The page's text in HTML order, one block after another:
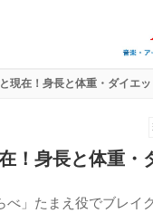
現在！身長と体重・ダイエ
！身長と体重・
べ」たまえ役でブレイ